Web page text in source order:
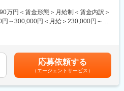
ます。
トは、いずれも社会を支える金融を支
態となります。
ますが週1～2回顧客先、週1～2回関
度の割合になります。
・和歌山・滋賀など、出社は発生いた
張ベースのメンテナンス業務
の両方の分野において、高い技術力を
ロフェショナル集団です。
するためには、『人』の想像力と努力
万円＜賃金形態＞月給制＜賃金内訳＞
～300,000円＜月給＞230,000円～
も目安の金額であり、選考を通じて上
月給(月額)は固定手当を含めた表記で
応募依頼する
（エージェントサービス）